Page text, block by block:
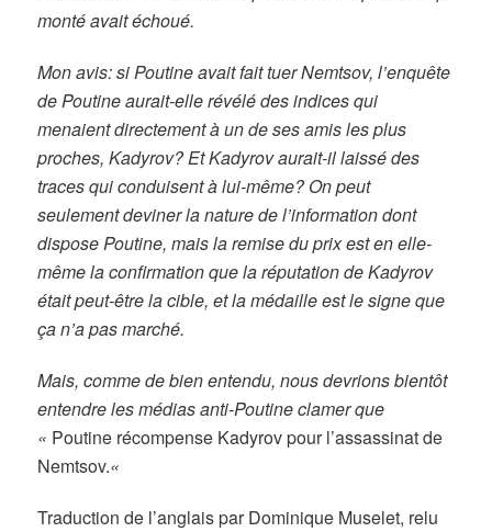
monté avait échoué.
Mon avis: si Poutine avait fait tuer Nemtsov, l’enquête
de Poutine aurait-elle révélé des indices qui
menaient directement à un de ses amis les plus
proches, Kadyrov? Et Kadyrov aurait-il laissé des
traces qui conduisent à lui-même? On peut
seulement deviner la nature de l’information dont
dispose Poutine, mais la remise du prix est en elle-
même la confirmation que la réputation de Kadyrov
était peut-être la cible, et la médaille est le signe que
ça n’a pas marché.
Mais, comme de bien entendu, nous devrions bientôt
entendre les médias anti-Poutine clamer que
« Poutine récompense Kadyrov pour l’assassinat de
Nemtsov.«
Traduction de l’anglais par Dominique Muselet, relu